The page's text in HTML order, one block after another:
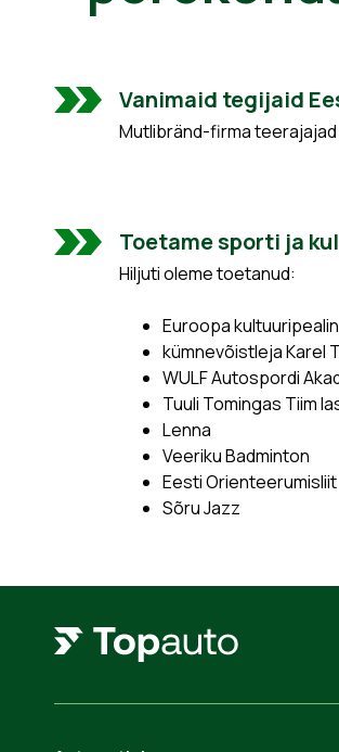
Vanimaid tegijaid
Mutlibränd-firma
Toetame sporti ja
Hiljuti oleme toetanud:
Euroopa
kümnevõistleja Karel
WULF Autospordi
Tuuli Tomingas Tiim
Lenna
Veeriku Badminton
Eesti Orienteerumisliit
Sõru Jazz